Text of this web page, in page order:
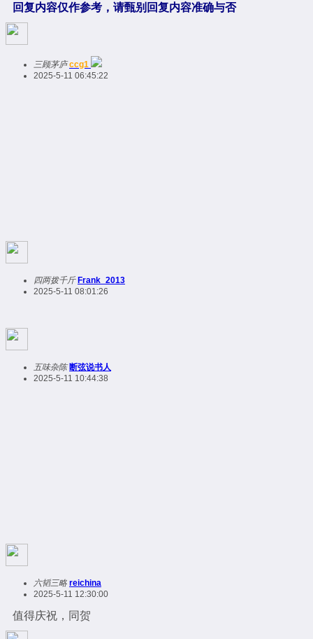
回复内容仅作参考，请甄别回复内容准确与否
三顾茅庐 ccg1
2025-5-11 06:45:22
四两拨千斤 Frank_2013
2025-5-11 08:01:26
五味杂陈 断弦说书人
2025-5-11 10:44:38
六韬三略 reichina
2025-5-11 12:30:00
值得庆祝，同贺